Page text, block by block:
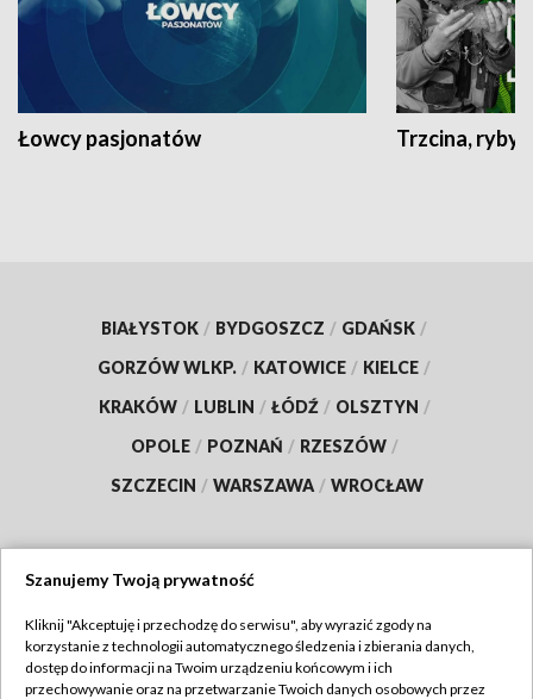
Łowcy pasjonatów Trzcina, ryby
BIAŁYSTOK / BYDGOSZCZ / GDAŃSK /
GORZÓW WLKP. / KATOWICE / KIELCE /
KRAKÓW / LUBLIN / ŁÓDŹ / OLSZTYN /
OPOLE / POZNAŃ / RZESZÓW /
SZCZECIN / WARSZAWA / WROCŁAW
TVP
Abonament TVP
Szanujemy Twoją prywatność
Kliknij "Akceptuję i przechodzę do serwisu", aby wyrazić zgody na
korzystanie z technologii automatycznego śledzenia i zbierania danych,
dostęp do informacji na Twoim urządzeniu końcowym i ich
przechowywanie oraz na przetwarzanie Twoich danych osobowych przez